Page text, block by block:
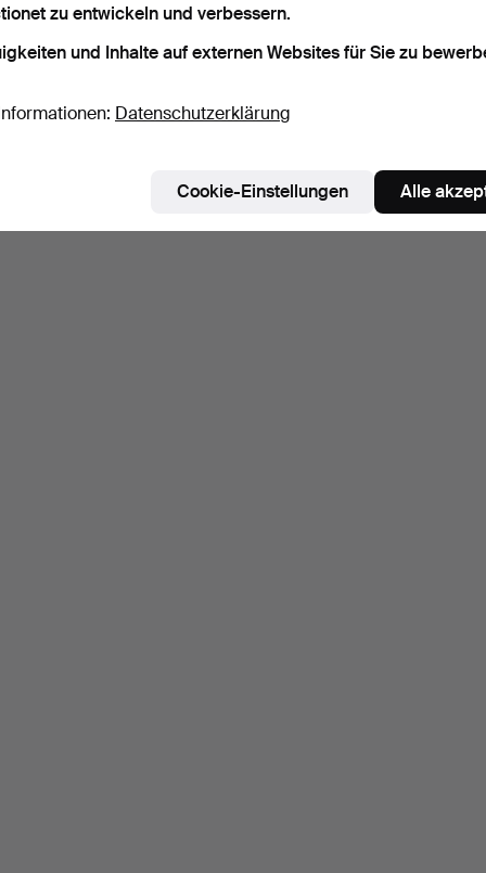
zu entwickeln und verbessern.
und Inhalte auf externen Websites für Sie zu
Datenschutzerklärung
Cookie-Einstellungen Alle